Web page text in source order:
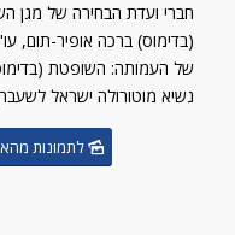
חברי ועדת הבחירה של מגן
(בדימוס) ברכה אופיר-תום,
של העמותה: השופטת
נשיא מוטורולה ישראל
לתמונות